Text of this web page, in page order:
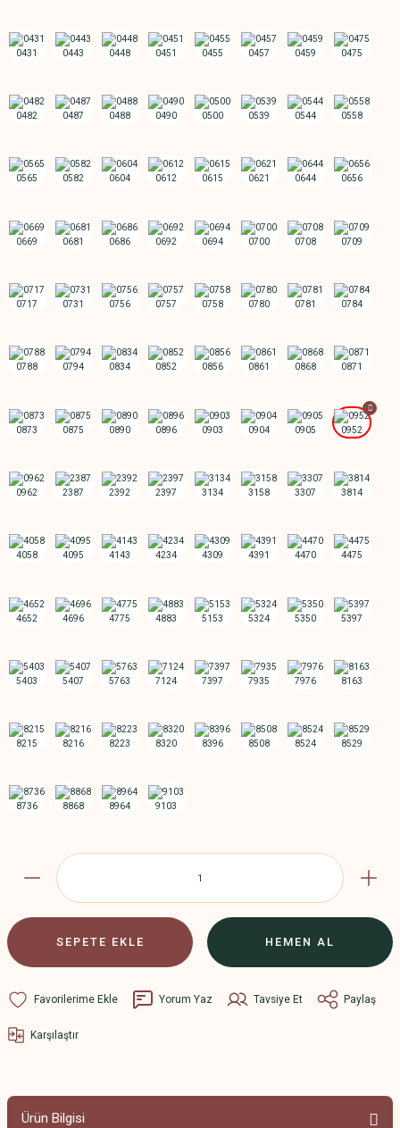
SEPETE EKLE HEMEN AL
Yorum Yaz Tavsiye Et Paylaş
Karşılaştır
Ürün Bilgisi